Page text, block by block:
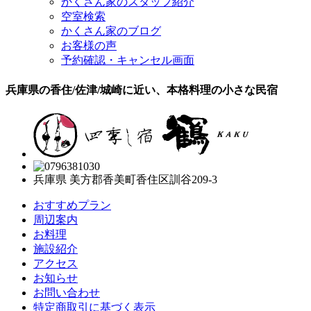
空室検索
かくさん家のブログ
お客様の声
予約確認・キャンセル画面
兵庫県の香住/佐津/城崎に近い、本格料理の小さな民宿
兵庫県 美方郡香美町香住区訓谷209-3
おすすめプラン
周辺案内
お料理
施設紹介
アクセス
お知らせ
お問い合わせ
特定商取引に基づく表示